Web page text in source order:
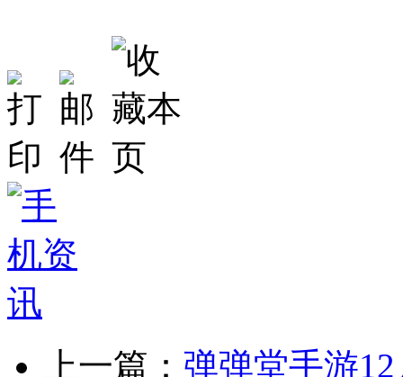
上一篇： 弹弹堂手游